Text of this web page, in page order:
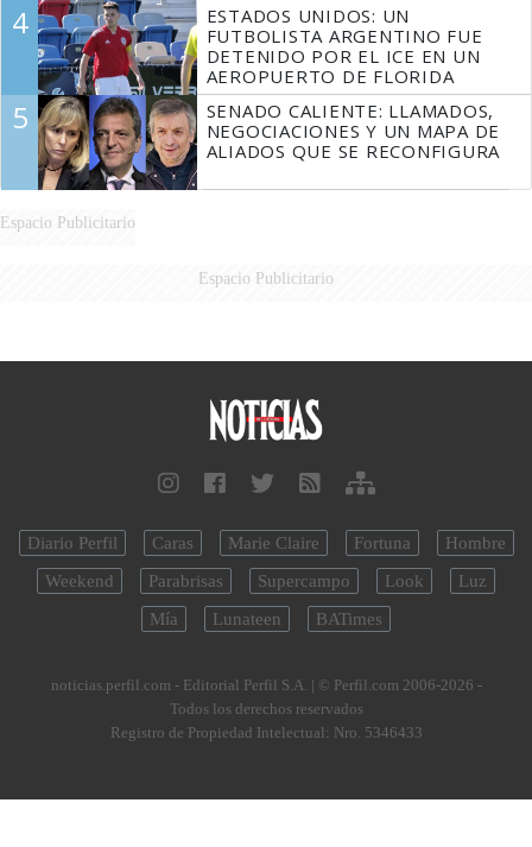
4
ESTADOS UNIDOS: UN
FUTBOLISTA ARGENTINO FUE
DETENIDO POR EL ICE EN UN
AEROPUERTO DE FLORIDA
5
SENADO CALIENTE: LLAMADOS,
NEGOCIACIONES Y UN MAPA DE
ALIADOS QUE SE RECONFIGURA
Espacio Publicitario
Espacio Publicitario
Diario Perfil Caras Marie Claire Fortuna
Hombre
Weekend
Parabrisas Supercampo Look
Luz
Mía
Lunateen BATimes
noticias.perfil.com - Editorial Perfil S.A. | © Perfil.com 2006-2026 -
Todos los derechos reservados
Registro de Propiedad Intelectual: Nro. 5346433